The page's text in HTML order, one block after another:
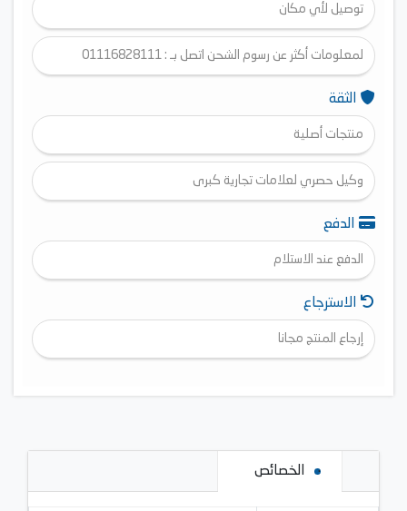
توصيل لأي مكان
لمعلومات أكثر عن رسوم الشحن اتصل بـ : 01116828111
الثقة
منتجات أصلية
وكيل حصري لعلامات تجارية كبرى
الدفع
الدفع عند الاستلام
الاسترجاع
إرجاع المنتج مجانا
الخصائص